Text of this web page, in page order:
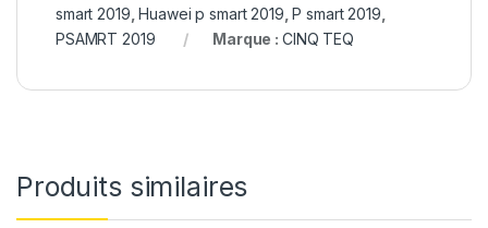
smart 2019,Huawei p smart 2019,P smart 2019,
PSAMRT 2019
Marque : CINQ TEQ
Produits similaires